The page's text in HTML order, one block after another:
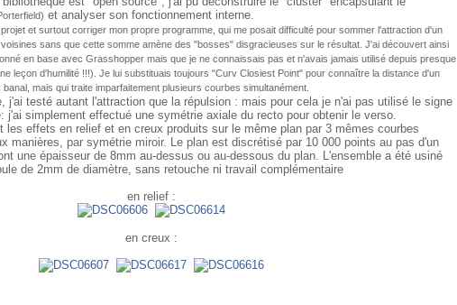
et analyser son fonctionnement interne.
et surtout corriger mon propre programme, qui me posait difficulté pour sommer l'attraction d'un
sans que cette somme amène des "bosses" disgracieuses sur le résultat. J'ai découvert ainsi
en base avec Grasshopper mais que je ne connaissais pas et n'avais jamais utilisé depuis presque
leçon d'humilité !!!). Je lui substituais toujours "Curv Closiest Point" pour connaître la distance d'un
mais qui traite imparfaitement plusieurs courbes simultanément.
j'ai testé autant l'attraction que la répulsion : mais pour cela je n'ai pas utilisé le signe
j'ai simplement effectué une symétrie axiale du recto pour obtenir le verso.
les effets en relief et en creux produits sur le même plan par 3 mêmes courbes
manières, par symétrie miroir. Le plan est discrétisé par 10 000 points au pas d'un
une épaisseur de 8mm au-dessus ou au-dessous du plan. L'ensemble a été usiné
de 2mm de diamètre, sans retouche ni travail complémentaire
en relief :
en creux :